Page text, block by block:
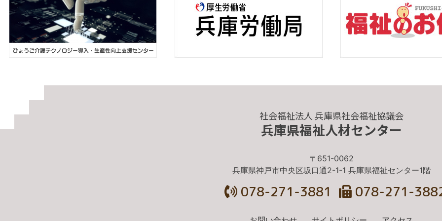
社会福祉法人 兵庫県社会福祉協議会
兵庫県福祉人材センター
〒651-0062
兵庫県神戸市中央区坂口通2-1-1 兵庫県福祉センター1階
078-271-3881 078-271-